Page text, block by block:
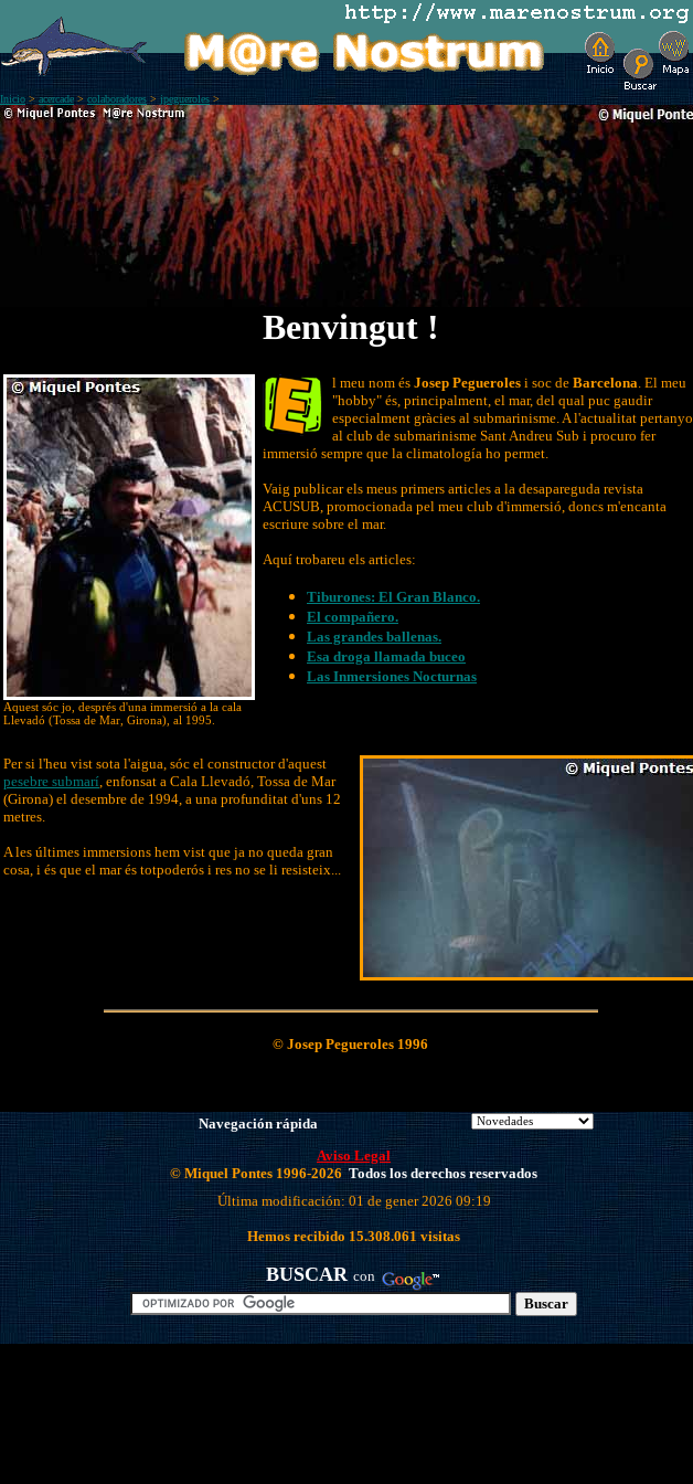
Inicio >acercade> colaboradores > jpegueroles>
Benvingut !
Aquest sóc jo, després d'una immersió a la cala
Llevadó (Tossa de Mar, Girona), al 1995.
l meu nom és Josep Pegueroles i soc de Barcelona. El meu
"hobby" és, principalment, el mar, del qual puc gaudir
especialment gràcies al submarinisme. A l'actualitat pertanyo
al club de submarinisme Sant Andreu Sub i procuro fer
immersió sempre que la climatología ho permet.
Vaig publicar els meus primers articles a la desapareguda revista
ACUSUB, promocionada pel meu club d'immersió, doncs m'encanta
escriure sobre el mar.
Aquí trobareu els articles:
Tiburones: El Gran Blanco.
El compañero.
Las grandes ballenas.
Esa droga llamada buceo
Las Inmersiones Nocturnas
Per si l'heu vist sota l'aigua, sóc el constructor d'aquest
pesebre submarí, enfonsat a Cala Llevadó, Tossa de Mar
(Girona) el desembre de 1994, a una profunditat d'uns 12
metres.
A les últimes immersions hem vist que ja no queda gran
cosa, i és que el mar és totpoderós i res no se li resisteix...
© Josep Pegueroles 1996
Navegación rápida
Aviso Legal
© Miquel Pontes 1996-2026 Todos los derechos reservados
Última modificación: 01 de gener 2026 09:19
Hemos recibido 15.308.061 visitas
BUSCAR con